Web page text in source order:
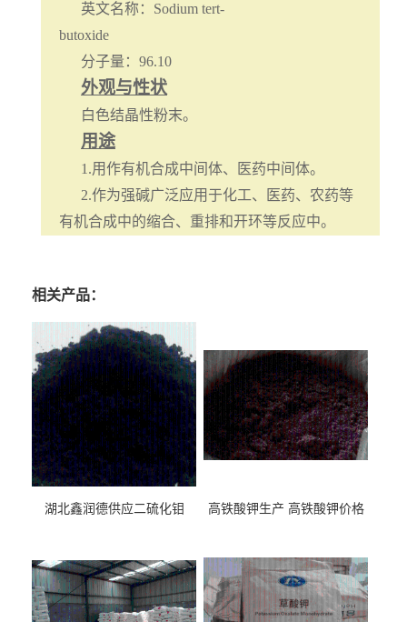
英文名称： Sodium tert-
butoxide
分子量： 96.10
外观与性状
白色结晶性粉末。
用途
1.用作有机合成中间体、医药中间体。
2.作为强碱广泛应用于化工、医药、农药等
有机合成中的缩合、重排和开环等反应中。
相关产品：
湖北鑫润德供应二硫化钼 高铁酸钾生产 高铁酸钾价格